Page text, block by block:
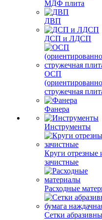
МДФ плита
ДВП
ДСП и ЛДСП
ОСП
стружечная
Фанера
Инструменты
Круги отрезные
зачистные
Расходные
Сетки